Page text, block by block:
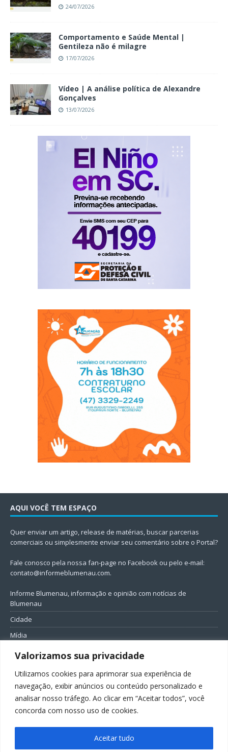
Valorizamos sua privacidade
Utilizamos cookies para aprimorar sua experiência de
navegação, exibir anúncios ou conteúdo personalizado e
analisar nosso tráfego. Ao clicar em “Aceitar todos”, você
concorda com nosso uso de cookies.
Aceitar tudo
24/07/2026
Comportamento e Saúde Mental |
Gentileza não é milagre
17/07/2026
Vídeo | A análise política de Alexandre
Gonçalves
13/07/2026
AQUI VOCÊ TEM ESPAÇO
Quer enviar um artigo, release de matérias, buscar parcerias
comerciais ou simplesmente enviar seu comentário sobre o Portal?
Fale conosco pela nossa fan-page no Facebook ou pelo e-mail:
contato@informeblumenau.com.
Informe Blumenau, informação e opinião com notícias de
Blumenau
Cidade
Mídia
Entretenimento
Política
FIQUE CONECTADO